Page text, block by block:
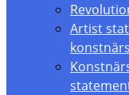
Artist